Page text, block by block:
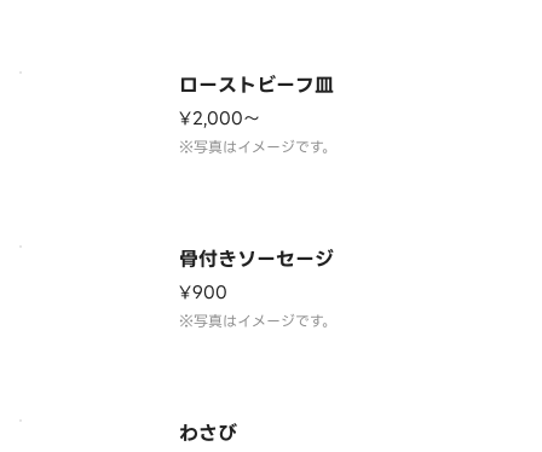
ローストビーフ皿
¥2,000〜
※写真はイメージです。
骨付きソーセージ
¥900
※写真はイメージです。
わさび